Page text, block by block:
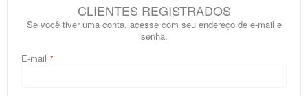
CLIENTES REGISTRADOS
Se você tiver uma conta, acesse com seu endereço de e-mail e
senha.
E-mail